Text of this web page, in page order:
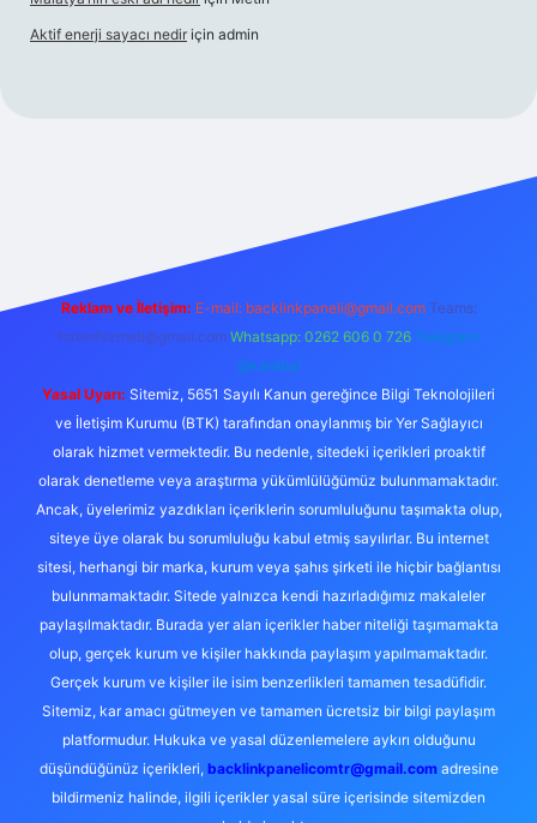
Aktif enerji sayacı nedir için admin
Reklam ve İletişim: E-mail: backlinkpaneli@gmail.com Teams:
forumhizmeti@gmail.com Whatsapp: 0262 606 0 726 Telegram:
@karabul
Yasal Uyarı: Sitemiz, 5651 Sayılı Kanun gereğince Bilgi Teknolojileri
ve İletişim Kurumu (BTK) tarafından onaylanmış bir Yer Sağlayıcı
olarak hizmet vermektedir. Bu nedenle, sitedeki içerikleri proaktif
olarak denetleme veya araştırma yükümlülüğümüz bulunmamaktadır.
Ancak, üyelerimiz yazdıkları içeriklerin sorumluluğunu taşımakta olup,
siteye üye olarak bu sorumluluğu kabul etmiş sayılırlar. Bu internet
sitesi, herhangi bir marka, kurum veya şahıs şirketi ile hiçbir bağlantısı
bulunmamaktadır. Sitede yalnızca kendi hazırladığımız makaleler
paylaşılmaktadır. Burada yer alan içerikler haber niteliği taşımamakta
olup, gerçek kurum ve kişiler hakkında paylaşım yapılmamaktadır.
Gerçek kurum ve kişiler ile isim benzerlikleri tamamen tesadüfidir.
Sitemiz, kar amacı gütmeyen ve tamamen ücretsiz bir bilgi paylaşım
platformudur. Hukuka ve yasal düzenlemelere aykırı olduğunu
düşündüğünüz içerikleri, backlinkpanelicomtr@gmail.comadresine
bildirmeniz halinde, ilgili içerikler yasal süre içerisinde sitemizden